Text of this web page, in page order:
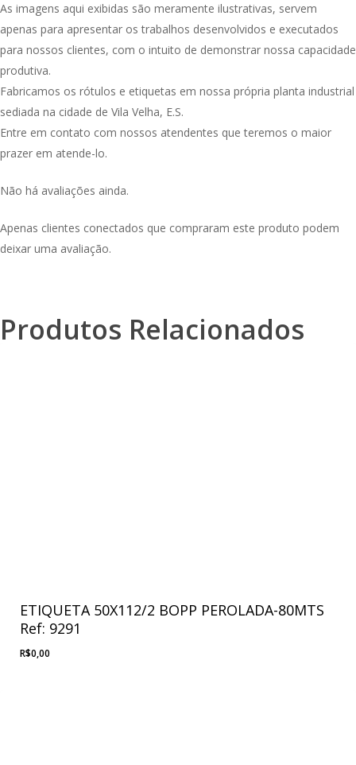
As imagens aqui exibidas são meramente ilustrativas, servem
apenas para apresentar os trabalhos desenvolvidos e executados
para nossos clientes, com o intuito de demonstrar nossa capacidade
produtiva.
Fabricamos os rótulos e etiquetas em nossa própria planta industrial
sediada na cidade de Vila Velha, E.S.
Entre em contato com nossos atendentes que teremos o maior
prazer em atende-lo.
Não há avaliações ainda.
Apenas clientes conectados que compraram este produto podem
deixar uma avaliação.
Produtos Relacionados
ETIQUETA 50X112/2 BOPP PEROLADA-80MTS
Ref: 9291
R$0,00